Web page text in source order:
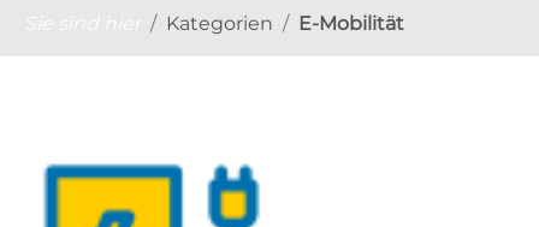
Kategorien E-Mobilität